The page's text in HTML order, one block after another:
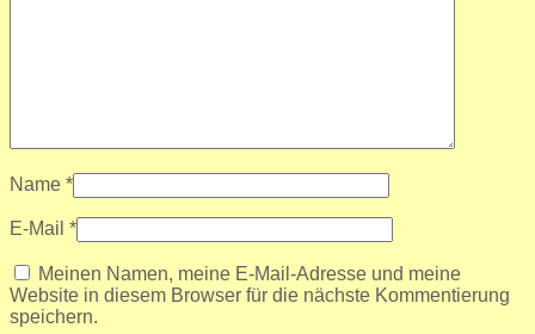
Name *
E-Mail *
Meinen Namen, meine E-Mail-Adresse und meine
Website in diesem Browser für die nächste Kommentierung
speichern.